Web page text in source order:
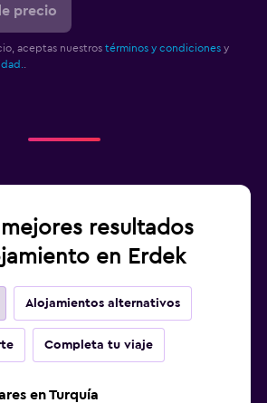
precio
aceptas nuestros términos y condiciones y
resultados
en Erdek
Alojamientos alternativos
Completa tu viaje
en Turquía